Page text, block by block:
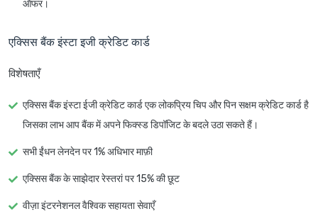
ऑफर।
एक्सिस बैंक इंस्टा इजी क्रेडिट कार्ड
विशेषताएँ
एक्सिस बैंक इंस्टा ईजी क्रेडिट कार्ड एक लोकप्रिय चिप और पिन सक्षम क्रेडिट कार्ड है
जिसका लाभ आप बैंक में अपने फिक्स्ड डिपॉजिट के बदले उठा सकते हैं।
सभी ईंधन लेनदेन पर 1% अधिभार माफ़ी
एक्सिस बैंक के साझेदार रेस्तरां पर 15% की छूट
वीज़ा इंटरनेशनल वैश्विक सहायता सेवाएँ